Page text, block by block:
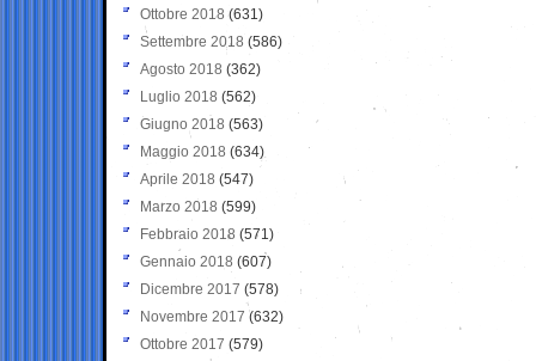
Ottobre 2018 (631)
Settembre 2018 (586)
Agosto 2018 (362)
Luglio 2018 (562)
Giugno 2018 (563)
Maggio 2018 (634)
Aprile 2018 (547)
Marzo 2018 (599)
Febbraio 2018 (571)
Gennaio 2018 (607)
Dicembre 2017 (578)
Novembre 2017 (632)
Ottobre 2017 (579)